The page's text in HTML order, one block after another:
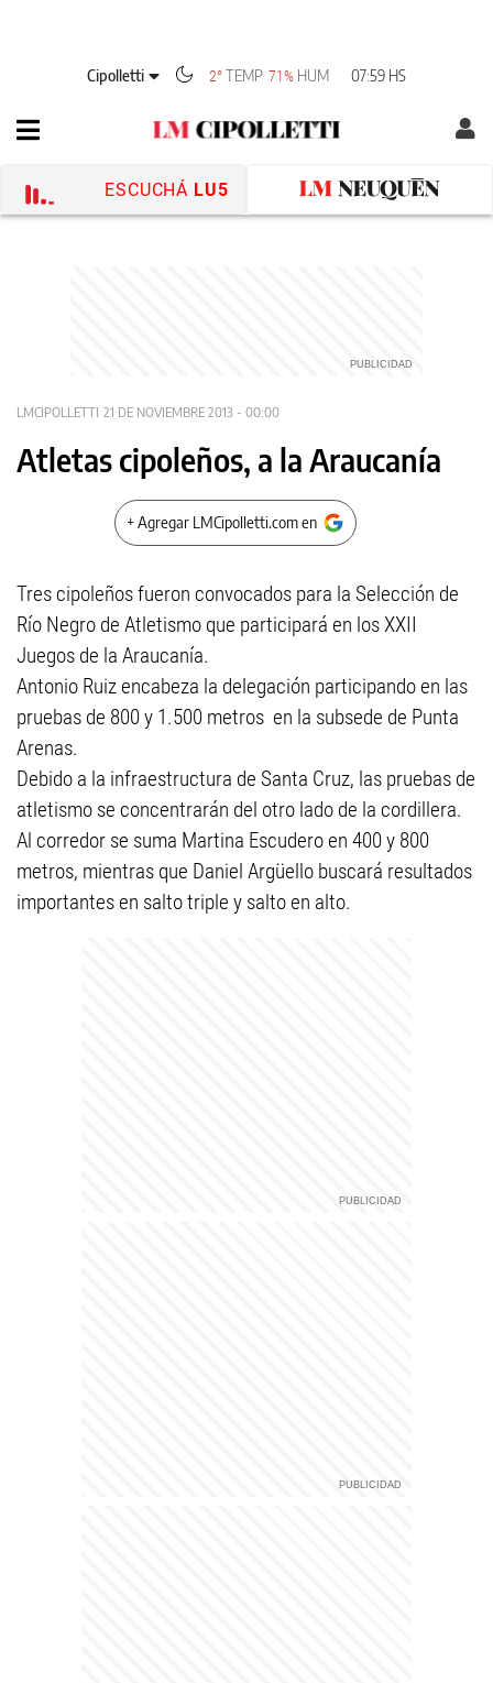
Cipolletti 2°TEMP 71% HUM 07:59 HS
ESCUCHÁ LU5
LMCIPOLLETTI 21 DE NOVIEMBRE 2013 - 00:00
Atletas cipoleños, a la Araucanía
+ Agregar LMCipolletti.com en
Tres cipoleños fueron convocados para la Selección de
Río Negro de Atletismo que participará en los XXII
Juegos de la Araucanía.
Antonio Ruiz encabeza la delegación participando en las
pruebas de 800 y 1.500 metros en la subsede de Punta
Arenas.
Debido a la infraestructura de Santa Cruz, las pruebas de
atletismo se concentrarán del otro lado de la cordillera.
Al corredor se suma Martina Escudero en 400 y 800
metros, mientras que Daniel Argüello buscará resultados
importantes en salto triple y salto en alto.